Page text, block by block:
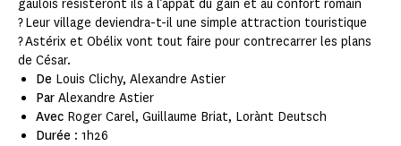
gaulois résisteront ils à l’appât du gain et au confort romain
? Leur village deviendra-t-il une simple attraction touristique
? Astérix et Obélix vont tout faire pour contrecarrer les plans
de César.
De Louis Clichy, Alexandre Astier
Par Alexandre Astier
Avec Roger Carel, Guillaume Briat, Lorànt Deutsch
Durée : 1h26